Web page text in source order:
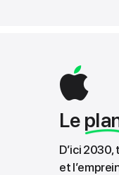
Le
D’ici
et